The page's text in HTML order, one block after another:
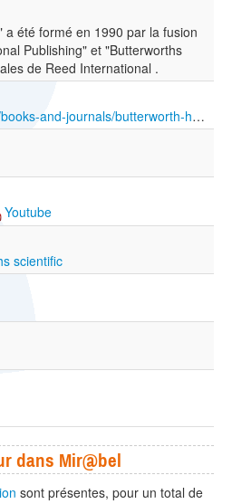
a été formé en 1990 par la fusion
Publishing" et "Butterworths
de Reed International .
https://www.elsevier.com/books-and-journals/butterworth-heinemann
Youtube
scientific
dans Mir@bel
sont présentes, pour un total de